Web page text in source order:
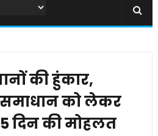
की हुंकार,
को लेकर
दिन की मोहलत